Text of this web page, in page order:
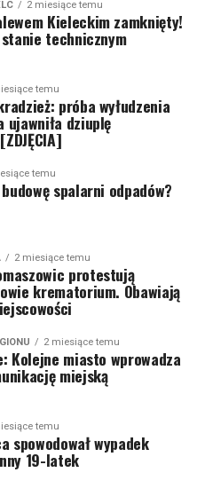
2 miesiące temu
Kieleckim zamknięty!
technicznym
temu
próba wyłudzenia
ujawniła dziuplę
temu
spalarni odpadów?
2 miesiące temu
protestują
krematorium. Obawiają
2 miesiące temu
Kolejne miasto wprowadza
miejską
temu
spowodował wypadek
19-latek